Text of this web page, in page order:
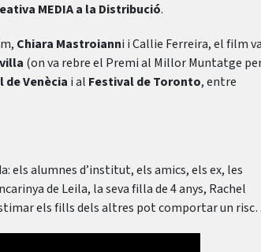
MEDIA a la Distribució.
Chiara Mastroianni i Callie Ferreira, el film va
(on va rebre el Premi al Millor Muntatge
de Venècia i al Festival de Toronto, entre
els alumnes d’institut, els amics, els ex, les
de Leila, la seva filla de 4 anys, Rachel
els fills dels altres pot comportar un